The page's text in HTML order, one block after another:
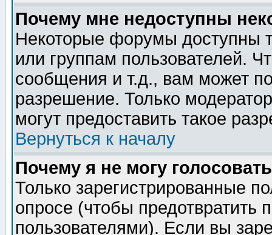
Почему мне недоступны
Некоторые форумы доступны
или группам пользователей.
сообщения и т.д., вам может
разрешение. Только
могут предоставить такое
Вернуться к началу
Почему я не могу
Только зарегистрированные
опросе (чтобы предотвратить
пользователями). Если вы